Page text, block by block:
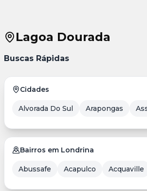
Lagoa Dourada
Buscas Rápidas
Cidades
Alvorada Do Sul Arapongas
Bairros em Londrina
Abussafe Acapulco Acquaville